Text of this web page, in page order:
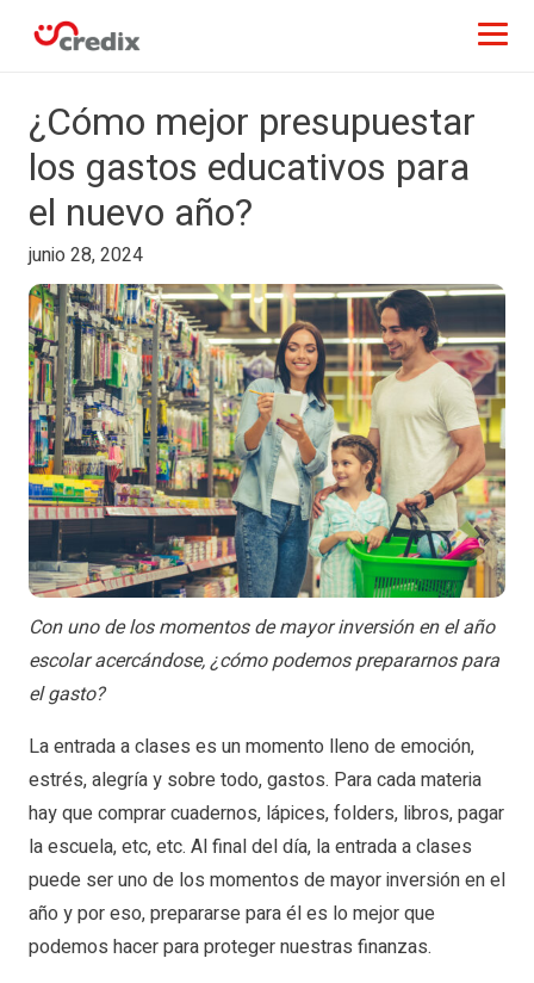
¿Cómo mejor presupuestar
los gastos educativos para
el nuevo año?
junio 28, 2024
Con uno de los momentos de mayor inversión en el año
escolar acercándose, ¿cómo podemos prepararnos para
el gasto?
La entrada a clases es un momento lleno de emoción,
estrés, alegría y sobre todo, gastos. Para cada materia
hay que comprar cuadernos, lápices, folders, libros, pagar
la escuela, etc, etc. Al final del día, la entrada a clases
puede ser uno de los momentos de mayor inversión en el
año y por eso, prepararse para él es lo mejor que
podemos hacer para proteger nuestras finanzas.